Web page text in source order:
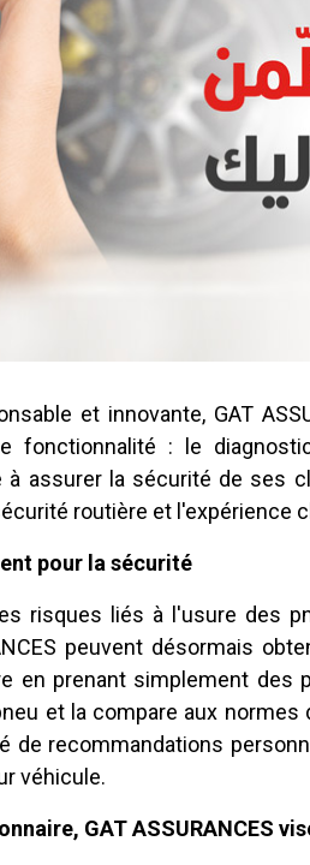
et innovante, GAT
fonctionnalité : le
assurer la sécurité de ses
routière et l'expérience
pour la sécurité
risques liés à l'usure des
peuvent désormais
en prenant simplement des
et la compare aux normes
de recommandations
véhicule.
GAT ASSURANCES